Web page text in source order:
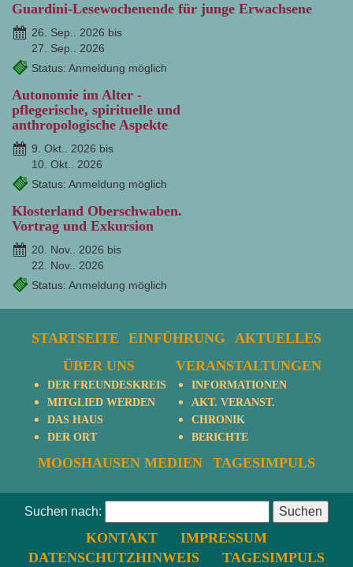
Guardini-Lesewochenende für junge Erwachsene
26. Sep.. 2026 bis
27. Sep.. 2026
Status: Anmeldung möglich
Autonomie im Alter -
pflegerische, spirituelle und
anthropologische Aspekte
9. Okt.. 2026 bis
10. Okt.. 2026
Status: Anmeldung möglich
Klosterland Oberschwaben.
Vortrag und Exkursion
20. Nov.. 2026 bis
22. Nov.. 2026
Status: Anmeldung möglich
STARTSEITE EINFÜHRUNG
AKTUELLES
ÜBER UNS
DER FREUNDESKREIS
MITGLIED WERDEN
DAS HAUS
DER ORT
VERANSTALTUNGEN
INFORMATIONEN
AKT. VERANST.
CHRONIK
BERICHTE
MOOSHAUSEN MEDIEN TAGESIMPULS
Suchen nach:
KONTAKT
IMPRESSUM
DATENSCHUTZHINWEIS
TAGESIMPULS